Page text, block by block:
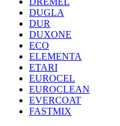
DUGLA
DUR
DUXONE
ECO
ELEMENTA
ETARI
EUROCEL
EUROCLEAN
EVERCOAT
FASTMIX